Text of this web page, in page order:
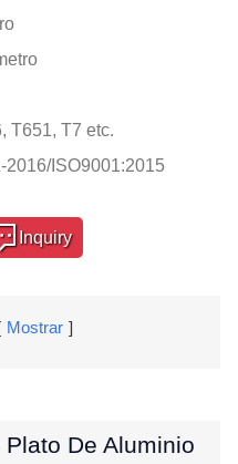
T651, T7 etc.
2016/ISO9001:2015
Inquiry
Mostrar
De Aluminio